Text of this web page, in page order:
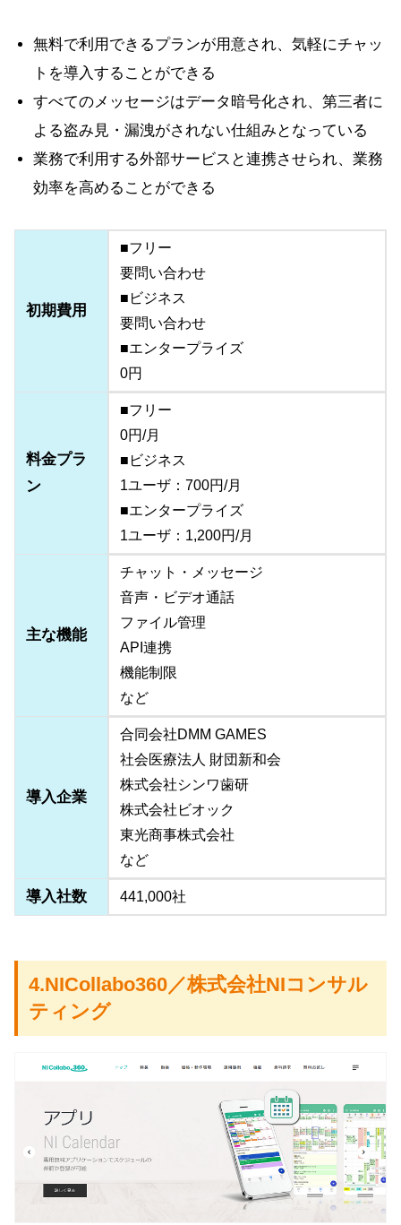
無料で利用できるプランが用意され、気軽にチャッ
トを導入することができる
すべてのメッセージはデータ暗号化され、第三者に
よる盗み見・漏洩がされない仕組みとなっている
業務で利用する外部サービスと連携させられ、業務
効率を高めることができる
初期費用
■フリー
要問い合わせ
■ビジネス
要問い合わせ
■エンタープライズ
0円
料金プラ
ン
■フリー
0円/月
■ビジネス
1ユーザ：700円/月
■エンタープライズ
1ユーザ：1,200円/月
主な機能
チャット・メッセージ
音声・ビデオ通話
ファイル管理
API連携
機能制限
など
導入企業
合同会社DMM GAMES
社会医療法人 財団新和会
株式会社シンワ歯研
株式会社ビオック
東光商事株式会社
など
導入社数 441,000社
4.NICollabo360／株式会社NIコンサル
ティング